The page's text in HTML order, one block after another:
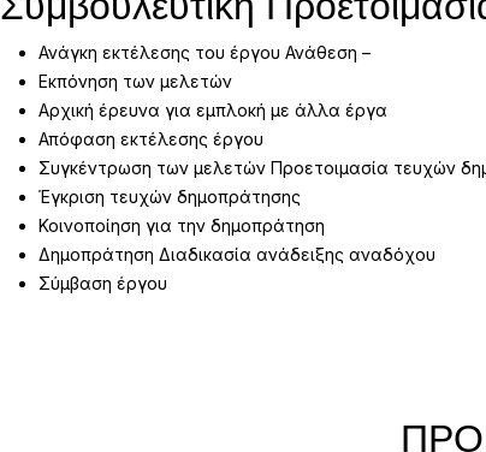
Ανάγκη εκτέλεσης του έργου Ανάθεση –
Εκπόνηση των μελετών
Αρχική έρευνα για εμπλοκή με άλλα έργα
Απόφαση εκτέλεσης έργου
Συγκέντρωση των μελετών Προετοιμασία τευχών
Έγκριση τευχών δημοπράτησης
Κοινοποίηση για την δημοπράτηση
Δημοπράτηση Διαδικασία ανάδειξης αναδόχου
Σύμβαση έργου